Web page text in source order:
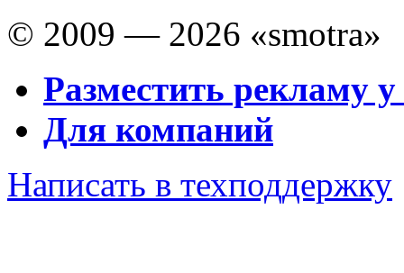
© 2009 — 2026 «smotra»
Разместить рекламу у
Для компаний
Написать в техподдержку